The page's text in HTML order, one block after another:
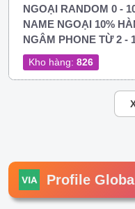
NGOẠI RANDOM 0 -
NAME NGOẠI 10%
NGÂM PHONE TỪ 2 -
Kho hàng: 826
Profile